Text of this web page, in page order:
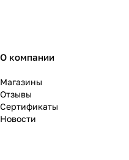
О компании
Магазины
Отзывы
Сертификаты
Новости